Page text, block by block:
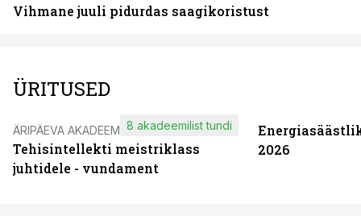
Vihmane juuli pidurdas saagikoristust
ÜRITUSED
ÄRIPÄEVA AKADEEMIA
Tehisintellekti meistriklass
juhtidele - vundament
8 akadeemilist tundi
2026